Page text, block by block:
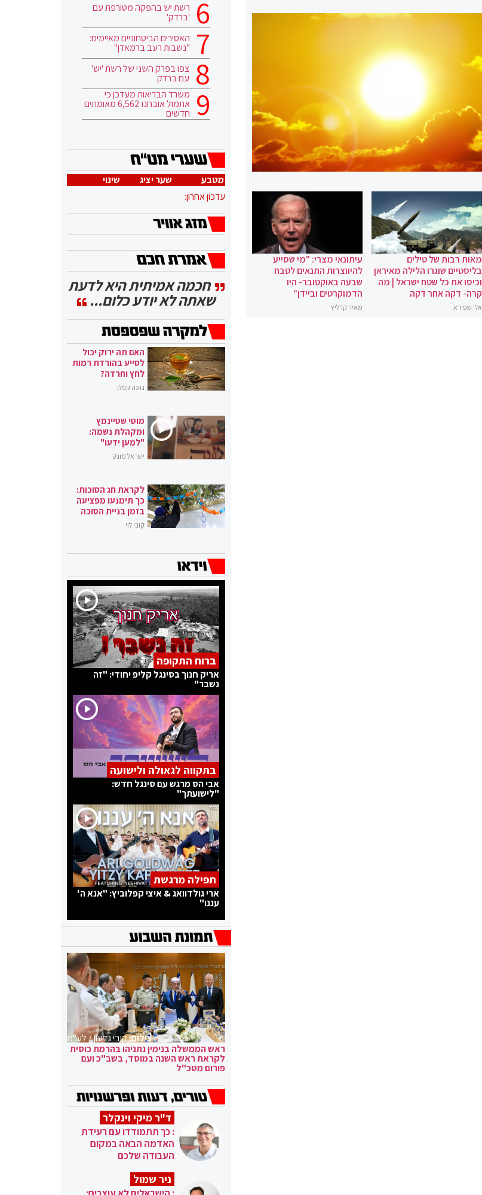
מאות רבות של טילים
בליסטיים שוגרו הלילה מאיראן
וכיסו את כל שטח ישראל | מה
קרה- דקה אחר דקה
אלי שפירא
עיתונאי מצרי: "מי שסייע
להיווצרות התנאים לטבח
שבעה באוקטובר- היו
הדמוקרטים וביידן"
מאיר קרליץ
רשת יש בהפקה מטורפת עם
'ברדק'
האסירים הביטחוניים מאיימים:
"נשבות רעב ברמאדן"
צפו בפרק השני של רשת 'יש'
עם ברדק
משרד הבריאות מעדכן כי
אתמול אובחנו 6,562 מאומתים
חדשים
מטבע שער יציג
שינוי
עדכון אחרון:
חכמה אמיתית היא לדעת
שאתה לא יודע כלום...
האם תה ירוק יכול
לסייע בהורדת רמות
לחץ וחרדה?
נועה קפלן
מוטי שטיינמץ
ומקהלת נשמה:
"למען ידעו"
ישראל מונק
לקראת חג הסוכות:
כך תימנעו מפציעה
בזמן בניית הסוכה
קובי לוי
ברוח התקופה
אריק חנוך בסינגל קליפ יחודי: "זה
נשבר"
בתקווה לגאולה ולישועה
אבי הס מרגש עם סינגל חדש:
"לישועתך"
תפילה מרגשת
ארי גולדוואג & איצי קפלוביץ: "אנא ה'
עננו"
צילום:קובי גדעון / לע"מ
ראש הממשלה בנימין נתניהו בהרמת כוסית
לקראת ראש השנה במוסד, בשב"כ ועם
פורום מטכ"ל
ד"ר מיקי וינקלר
: כך תתמודדו עם רעידת
האדמה הבאה במקום
העבודה שלכם
ניר שמול